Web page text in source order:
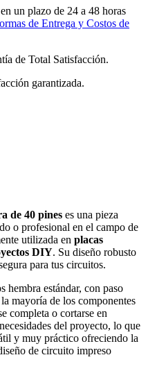
un plazo de 24 a 48 horas
de Entrega y Costos de
de Total Satisfacción.
de 40 pines es una pieza
o profesional en el campo de
utilizada en placas
DIY. Su diseño robusto
para tus circuitos.
hembra estándar, con paso
mayoría de los componentes
completa o cortarse en
del proyecto, lo que
y muy práctico ofreciendo la
de circuito impreso